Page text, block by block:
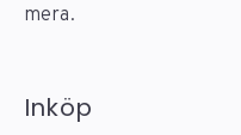
mera.
Inköp